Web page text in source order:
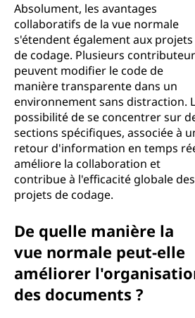
Absolument, les avantages
collaboratifs de la vue normale
s'étendent également aux projets
de codage. Plusieurs
peuvent modifier le code de
manière transparente dans un
environnement sans distraction.
possibilité de se concentrer sur
sections spécifiques, associée à
retour d'information en temps
améliore la collaboration et
contribue à l'efficacité globale des
projets de codage.
De quelle manière la
vue normale peut-elle
améliorer
des documents ?